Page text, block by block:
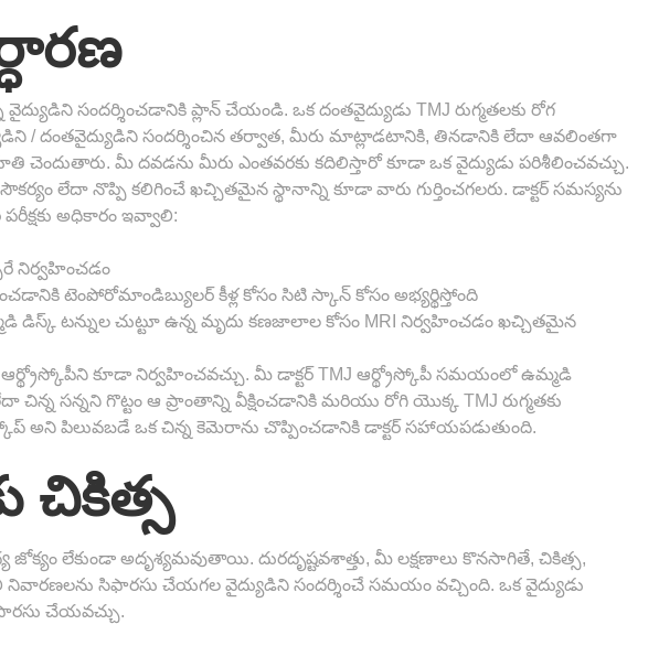
వైద్యుడిని సందర్శించడానికి ప్లాన్ చేయండి. ఒక దంతవైద్యుడు TMJ రుగ్మతలకు రోగ
/ దంతవైద్యుడిని సందర్శించిన తర్వాత, మీరు మాట్లాడటానికి, తినడానికి లేదా ఆవలింతగా
చెందుతారు. మీ దవడను మీరు ఎంతవరకు కదిలిస్తారో కూడా ఒక వైద్యుడు పరిశీలించవచ్చు.
లేదా నొప్పి కలిగించే ఖచ్చితమైన స్థానాన్ని కూడా వారు గుర్తించగలరు. డాక్టర్ సమస్యను
అధికారం ఇవ్వాలి:
నిర్వహించడం
టెంపోరోమాండిబ్యులర్ కీళ్ల కోసం సిటి స్కాన్ కోసం అభ్యర్థిస్తోంది
టన్నుల చుట్టూ ఉన్న మృదు కణజాలాల కోసం MRI నిర్వహించడం ఖచ్చితమైన
ఆర్థ్రోస్కోపీని కూడా నిర్వహించవచ్చు. మీ డాక్టర్ TMJ ఆర్థ్రోస్కోపీ సమయంలో ఉమ్మడి
చిన్న సన్నని గొట్టం ఆ ప్రాంతాన్ని వీక్షించడానికి మరియు రోగి యొక్క TMJ రుగ్మతకు
అని పిలువబడే ఒక చిన్న కెమెరాను చొప్పించడానికి డాక్టర్ సహాయపడుతుంది.
చికిత్స
జోక్యం లేకుండా అదృశ్యమవుతాయి. దురదృష్టవశాత్తు, మీ లక్షణాలు కొనసాగితే, చికిత్స,
నివారణలను సిఫారసు చేయగల వైద్యుడిని సందర్శించే సమయం వచ్చింది. ఒక వైద్యుడు
చేయవచ్చు.